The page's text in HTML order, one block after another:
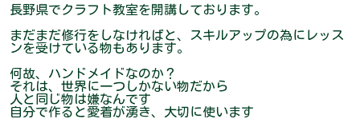
長野県でクラフト教室を開講しております。
まだまだ修行をしなければと、スキルアップの為にレッス
ンを受けている物もあります。
何故、ハンドメイドなのか？
それは、世界に一つしかない物だから
人と同じ物は嫌なんです
自分で作ると愛着が湧き、大切に使います